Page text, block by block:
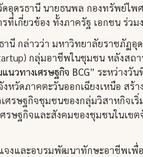
อุดรธานี นายธนพล กองทรัพย์ไ
เกี่ยวข้อง ทั้งภาครัฐ เอกชน ร่วม
นี กล่าวว่า มหาวิทยาลัยราชภัฏ
กลุ่มอาชีพในชุมชน หลังสถ
วทางเศรษฐกิจ BCG” ระหว่างวั
หวัดภาคตะวันออกเฉียงเหนือ ส
รษฐกิจชุมชนของกลุ่มวิสาหกิจเ
รษฐกิจและสังคมของชุมชนในเข
งและอบรมพัฒนาทักษะอาชีพเพื่